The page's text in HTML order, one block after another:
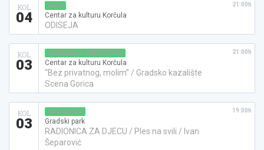
KOL
04
KINO
Centar za kulturu Korčula
ODISEJA
21:00h
KOL
03
KAZALIŠNA PREDSTAVA
Centar za kulturu Korčula
“Bez privatnog, molim” / Gradsko kazalište
Scena Gorica
21:00h
KOL
03
RADIONICA
Gradski park
RADIONICA ZA DJECU / Ples na svili / Ivan
Šeparović
19:00h